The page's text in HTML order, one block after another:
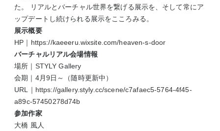
た。 リアルとバーチャル世界を繋げる展示を、そして常にア
ップデートし続けられる展示をこころみる。
展示概要
HP｜ https://kaeeeru.wixsite.com/heaven-s-door
バーチャルリアル会場情報
​場所｜STYLY Gallery
会期｜4月9日～（随時更新中）
URL｜ https://gallery.styly.cc/scene/c7afaec5-5764-4f45-
a89c-57450278d74b
参加作家
​大橋 風人